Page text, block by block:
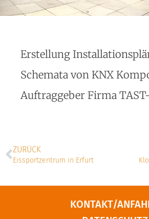
Erstellung
Schemata von KNX
Auftraggeber Firma
ZURÜCK
Eissportzentrum in Erfurt
KONTAKT/